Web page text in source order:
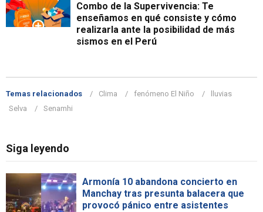
Combo de la Supervivencia: Te
enseñamos en qué consiste y cómo
realizarla ante la posibilidad de más
sismos en el Perú
Temas relacionados Clima fenómeno El Niño
lluvias
Selva
Senamhi
Siga leyendo
Armonía 10 abandona concierto en
Manchay tras presunta balacera que
provocó pánico entre asistentes